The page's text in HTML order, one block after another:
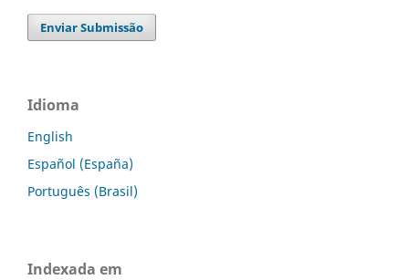
Enviar Submissão
Idioma
English
Español (España)
Português (Brasil)
Indexada em